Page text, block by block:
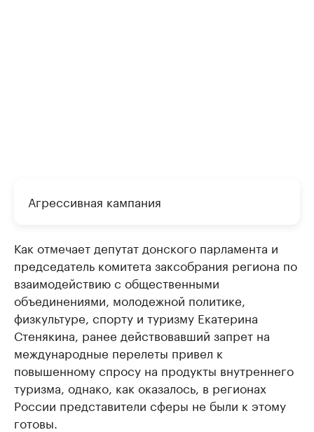
Агрессивная кампания
Как отмечает депутат донского парламента и
председатель комитета заксобрания региона по
взаимодействию с общественными
объединениями, молодежной политике,
физкультуре, спорту и туризму Екатерина
Стенякина, ранее действовавший запрет на
международные перелеты привел к
повышенному спросу на продукты внутреннего
туризма, однако, как оказалось, в регионах
России представители сферы не были к этому
готовы.